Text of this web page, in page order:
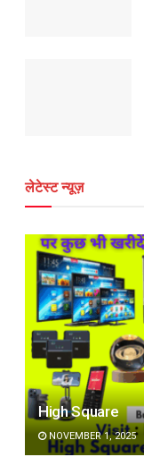
लेटेस्ट न्यूज़
High Square
NOVEMBER 1, 2025